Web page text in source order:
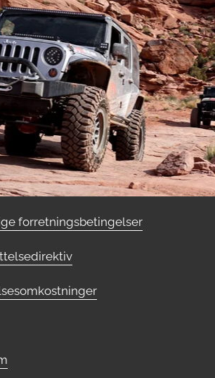
forretningsbetingelser